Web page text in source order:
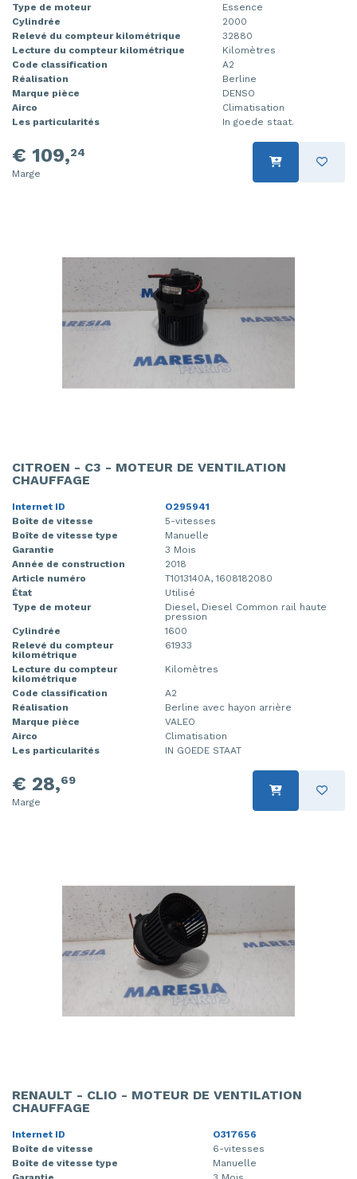
Type de moteur
Essence
Cylindrée
2000
Relevé du compteur kilométrique
32880
Lecture du compteur kilométrique
Kilomètres
Code classification
A2
Réalisation
Berline
Marque pièce
DENSO
Airco
Climatisation
Les particularités
In goede staat.
€ 109,24
Marge
CITROEN - C3 - MOTEUR DE VENTILATION
CHAUFFAGE
Internet ID
O295941
Boîte de vitesse
5-vitesses
Boîte de vitesse type
Manuelle
Garantie
3 Mois
Année de construction
2018
Article numéro
T1013140A, 1608182080
État
Utilisé
Type de moteur
Diesel, Diesel Common rail haute
pression
Cylindrée
1600
Relevé du compteur
kilométrique
61933
Lecture du compteur
kilométrique
Kilomètres
Code classification
A2
Réalisation
Berline avec hayon arrière
Marque pièce
VALEO
Airco
Climatisation
Les particularités
IN GOEDE STAAT
€ 28,69
Marge
RENAULT - CLIO - MOTEUR DE VENTILATION
CHAUFFAGE
Internet ID
O317656
Boîte de vitesse
6-vitesses
Boîte de vitesse type
Manuelle